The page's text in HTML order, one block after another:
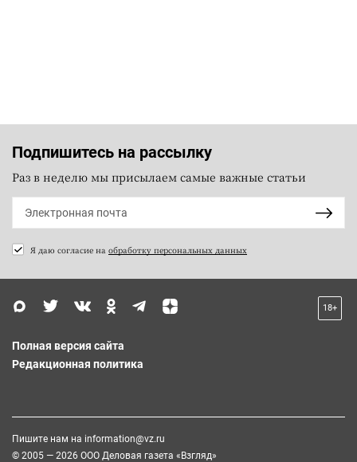
Подпишитесь на рассылку
Раз в неделю мы присылаем самые важные статьи
Я даю согласие на обработку персональных данных
18+
Полная версия сайта
Редакционная политика
Пишите нам на information@vz.ru
© 2005 — 2026 ООО Деловая газета «Взгляд»